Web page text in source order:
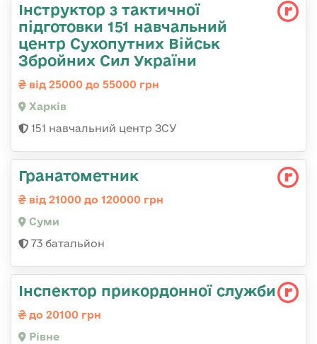
Інструктор з тактичної
підготовки 151 навчальний
центр Сухопутних Військ
Збройних Сил України
від 25000 до 55000 грн
Харків
151 навчальний центр ЗСУ
Гранатометник
від 21000 до 120000 грн
Суми
73 батальйон
Інспектор прикордонної служби
до 20100 грн
Рівне